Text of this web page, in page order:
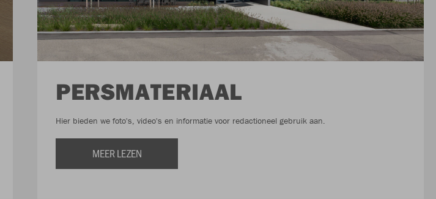
PERSMATERIAAL
Hier bieden we foto's, video's en informatie voor redactioneel gebruik aan.
MEER LEZEN